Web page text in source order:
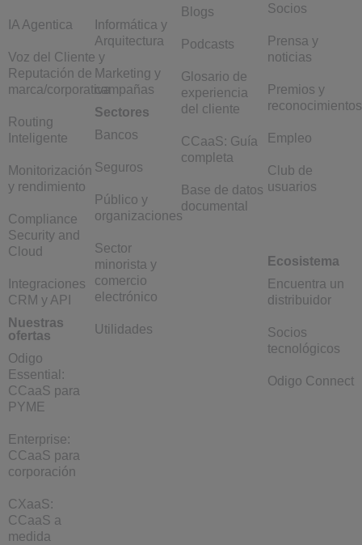
IA Agentica
Voz del Cliente y
Reputación de
marca/corporativa
Routing
Inteligente
Monitorización
y rendimiento
Compliance
Security and
Cloud
Integraciones
CRM y API
Nuestras
ofertas
Odigo
Essential:
CCaaS para
PYME
Enterprise:
CCaaS para
corporación
CXaaS:
CCaaS a
medida
Informática y
Arquitectura
Marketing y
campañas
Sectores
Bancos
Seguros
Público y
organizaciones
Sector
minorista y
comercio
electrónico
Utilidades
Blogs
Podcasts
Glosario de
experiencia
del cliente
CCaaS: Guía
completa
Base de datos
documental
Socios
Prensa y
noticias
Premios y
reconocimientos
Empleo
Club de
usuarios
Ecosistema
Encuentra un
distribuidor
Socios
tecnológicos
Odigo Connect